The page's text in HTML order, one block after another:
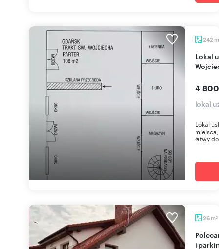
242 m
Lokal usługowy 136 m² przy Trakcie św.
4
lokal
Lokal
łatwy
26 m2
Polecam 26 m² mieszkanie w Straszynie z tarasem
i